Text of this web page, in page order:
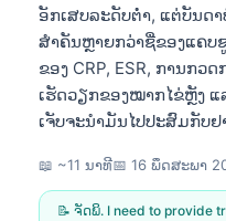
ອັກເສບລະດັບຕ່ຳ, ແຕ່ບັນດ
ສຳຄັນຫຼາຍກວ່າຊື່ຂອງແຄ
ຂອງ CRP, ESR, ການກວ
ເຮັດວຽກຂອງໝາກໄຂ່ຫຼັງ
ເຈັບຈະນຳມັນໄປປະສົມກັບ
📖 ~11 ນາທີ📅 16 ພຶດສະພາ
📝 ຈັດພິ. I need to provide